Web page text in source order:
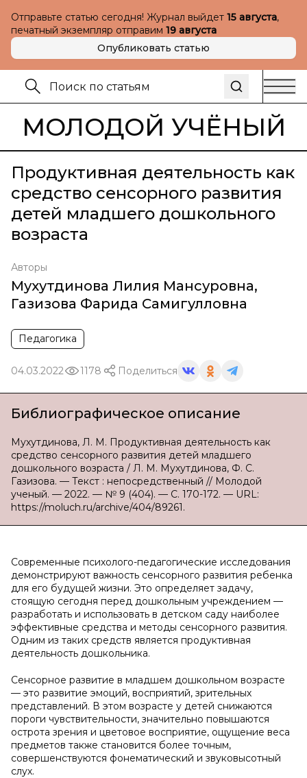
Отправьте статью сегодня! Журнал выйдет 15 августа,
печатный экземпляр отправим 19 августа
Опубликовать статью
МОЛОДОЙ УЧЁНЫЙ
Продуктивная деятельность как
средство сенсорного развития
детей младшего дошкольного
возраста
Авторы
Мухутдинова Лилия Мансуровна,
Газизова Фарида Самигулловна
Педагогика
04.03.2022 1178 Поделиться
Библиографическое описание
Мухутдинова, Л. М. Продуктивная деятельность как
средство сенсорного развития детей младшего
дошкольного возраста / Л. М. Мухутдинова, Ф. С.
Газизова. — Текст : непосредственный // Молодой
ученый. — 2022. — № 9 (404). — С. 170-172. — URL:
https://moluch.ru/archive/404/89261.
Современные психолого-педагогические исследования
демонстрируют важность сенсорного развития ребенка
для его будущей жизни. Это определяет задачу,
стоящую сегодня перед дошкольным учреждением —
разработать и использовать в детском саду наиболее
эффективные средства и методы сенсорного развития.
Одним из таких средств является продуктивная
деятельность дошкольника.
Сенсорное развитие в младшем дошкольном возрасте
— это развитие эмоций, восприятий, зрительных
представлений. В этом возрасте у детей снижаются
пороги чувствительности, значительно повышаются
острота зрения и цветовое восприятие, ощущение веса
предметов также становится более точным,
совершенствуются фонематический и звуковысотный
слух.